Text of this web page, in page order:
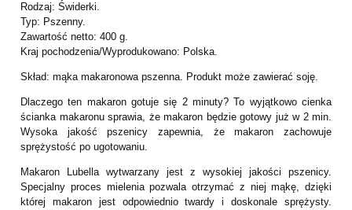
Rodzaj: Świderki.
Typ: Pszenny.
Zawartość netto: 400 g.
Kraj pochodzenia/Wyprodukowano: Polska.
Skład: mąka makaronowa pszenna. Produkt może zawierać soję.
Dlaczego ten makaron gotuje się 2 minuty? To wyjątkowo cienka
ścianka makaronu sprawia, że makaron będzie gotowy już w 2 min.
Wysoka jakość pszenicy zapewnia, że makaron zachowuje
sprężystość po ugotowaniu.
Makaron Lubella wytwarzany jest z wysokiej jakości pszenicy.
Specjalny proces mielenia pozwala otrzymać z niej mąkę, dzięki
której makaron jest odpowiednio twardy i doskonale sprężysty.